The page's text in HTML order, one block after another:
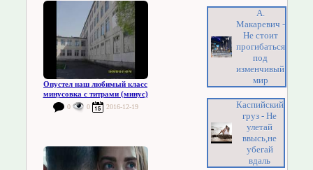
Опустел наш любимый класс
минусовка с титрами (минус)
0 0 2016-12-19
А.
Макаревич -
Не стоит
прогибаться
под
изменчивый
мир
Каспийский
груз - Не
улетай
ввысь,не
убегай
вдаль